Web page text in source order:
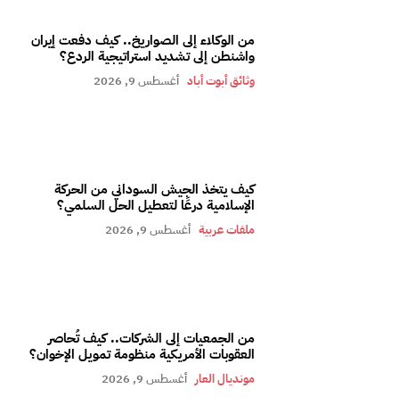
من الوكلاء إلى الصواريخ.. كيف دفعت إيران
واشنطن إلى تشديد استراتيجية الردع؟
وثائق أبوت أباد أغسطس 9, 2026
كيف يتخذ الجيش السوداني من الحركة
الإسلامية درعًا لتعطيل الحل السلمي؟
ملفات عربية أغسطس 9, 2026
من الجمعيات إلى الشركات.. كيف تُحاصر
العقوبات الأمريكية منظومة تمويل الإخوان؟
مونديال العار أغسطس 9, 2026